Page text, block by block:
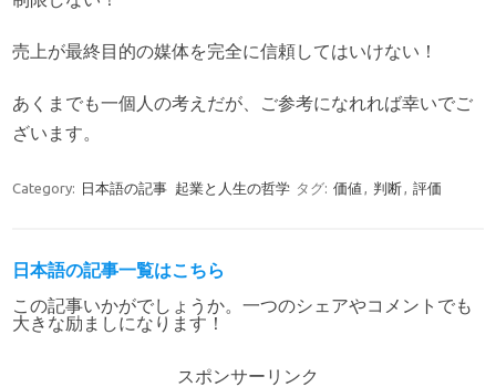
売上が最終目的の媒体を完全に信頼してはいけない！
あくまでも一個人の考えだが、ご参考になれれば幸いでご
ざいます。
Category: 日本語の記事 起業と人生の哲学 タグ: 価値, 判断, 評価
日本語の記事一覧はこちら
この記事いかがでしょうか。一つのシェアやコメントでも
大きな励ましになります！
スポンサーリンク